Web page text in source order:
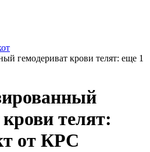
гемодериват крови телят: еще 1
телят:
от КРС